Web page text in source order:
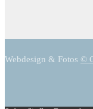
Webdesign & Fotos ©